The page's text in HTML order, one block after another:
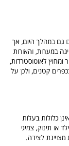
גם במהלך היום, אך
במערות, והאורות
ומחוץ לאוטוסטרדות,
קטנים, ולכן על
כלולות בעלות
או תינוק, צמיגי
לצידה.